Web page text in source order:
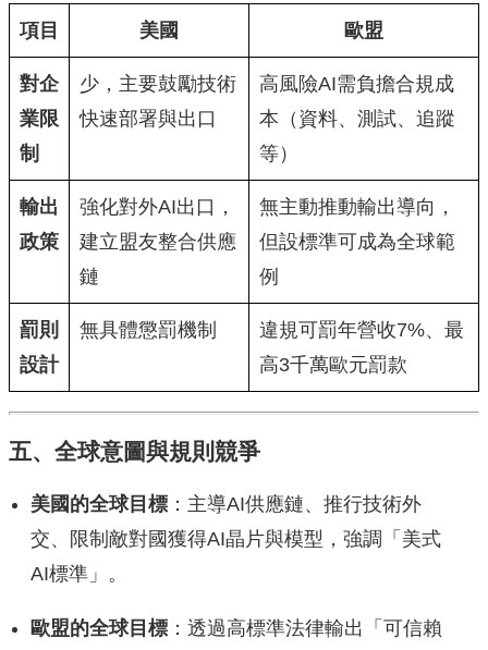
項目 美國 歐盟
對企
業限
制
少，主要鼓勵技術
快速部署與出口
高風險AI需負擔合規成
本（資料、測試、追蹤
等）
輸出
政策
強化對外AI出口，
建立盟友整合供應
鏈
無主動推動輸出導向，
但設標準可成為全球範
例
罰則
設計
無具體懲罰機制
違規可罰年營收7%、最
高3千萬歐元罰款
五、全球意圖與規則競爭
美國的全球目標 ：主導AI供應鏈、推行技術外
交、限制敵對國獲得AI晶片與模型，強調「美式
AI標準」。
歐盟的全球目標 ：透過高標準法律輸出「可信賴